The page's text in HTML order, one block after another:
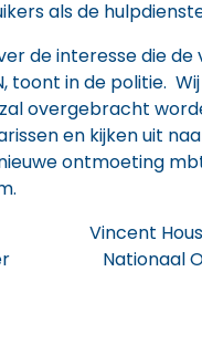
als de
de interesse die
toont in de politie.
overgebracht
en kijken uit
nieuwe ontmoeting
Vincent
Nationaal